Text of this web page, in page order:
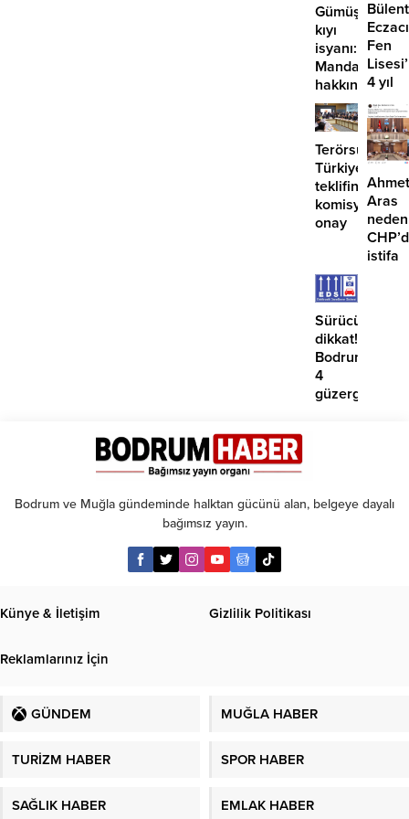
dönemi
tamamlandı
Gümüşlük’te
kıyı
isyanı:
Mandalinci
hakkında
suç
duyurusu
Bülent
Fen
4 yıl
geçti,
hâlâ
proje
Terörsüz
Türkiye
teklifine
komisyondan
onay
Ahmet
Aras
neden
istifa
Sürücüler
dikkat!
Bodrum’da
4
güzergahta
Bodrum ve Muğla gündeminde halktan gücünü alan, belgeye dayalı
bağımsız yayın.
Künye & İletişim Gizlilik Politikası
Reklamlarınız İçin
GÜNDEM MUĞLA HABER
TURİZM HABER SPOR HABER
SAĞLIK HABER EMLAK HABER